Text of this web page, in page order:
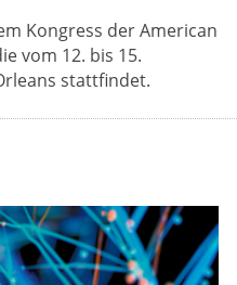
Kongress der American
vom 12. bis 15.
stattfindet.